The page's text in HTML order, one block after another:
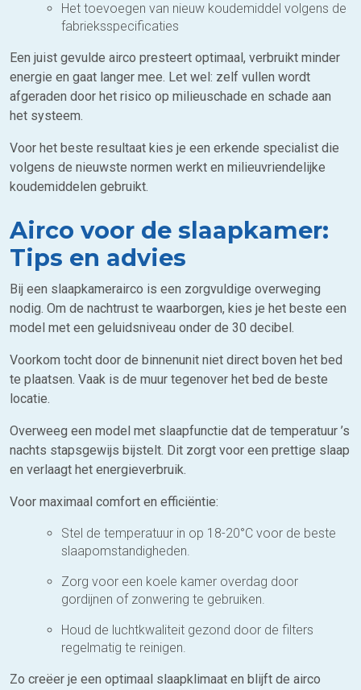
Het toevoegen van nieuw koudemiddel volgens de
fabrieksspecificaties
Een juist gevulde airco presteert optimaal, verbruikt minder
energie en gaat langer mee. Let wel: zelf vullen wordt
afgeraden door het risico op milieuschade en schade aan
het systeem.
Voor het beste resultaat kies je een erkende specialist die
volgens de nieuwste normen werkt en milieuvriendelijke
koudemiddelen gebruikt.
Airco voor de slaapkamer:
Tips en advies
Bij een slaapkamerairco is een zorgvuldige overweging
nodig. Om de nachtrust te waarborgen, kies je het beste een
model met een geluidsniveau onder de 30 decibel.
Voorkom tocht door de binnenunit niet direct boven het bed
te plaatsen. Vaak is de muur tegenover het bed de beste
locatie.
Overweeg een model met slaapfunctie dat de temperatuur ’s
nachts stapsgewijs bijstelt. Dit zorgt voor een prettige slaap
en verlaagt het energieverbruik.
Voor maximaal comfort en efficiëntie:
Stel de temperatuur in op 18-20°C voor de beste
slaapomstandigheden.
Zorg voor een koele kamer overdag door
gordijnen of zonwering te gebruiken.
Houd de luchtkwaliteit gezond door de filters
regelmatig te reinigen.
Zo creëer je een optimaal slaapklimaat en blijft de airco